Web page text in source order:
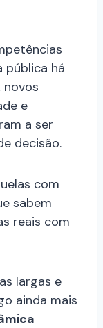
pública há
novos
e
a ser
decisão.
com
sabem
reais com
largas e
ainda mais